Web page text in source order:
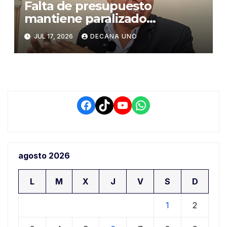
Falta de presupuesto
mantiene paralizado
expediente técnico de la
Presa Huajchani
JUL 17, 2026 DECANA UNO
Facebook
TikTokYouTube
WhatsApp
agosto 2026
L M X J V S D
1 2